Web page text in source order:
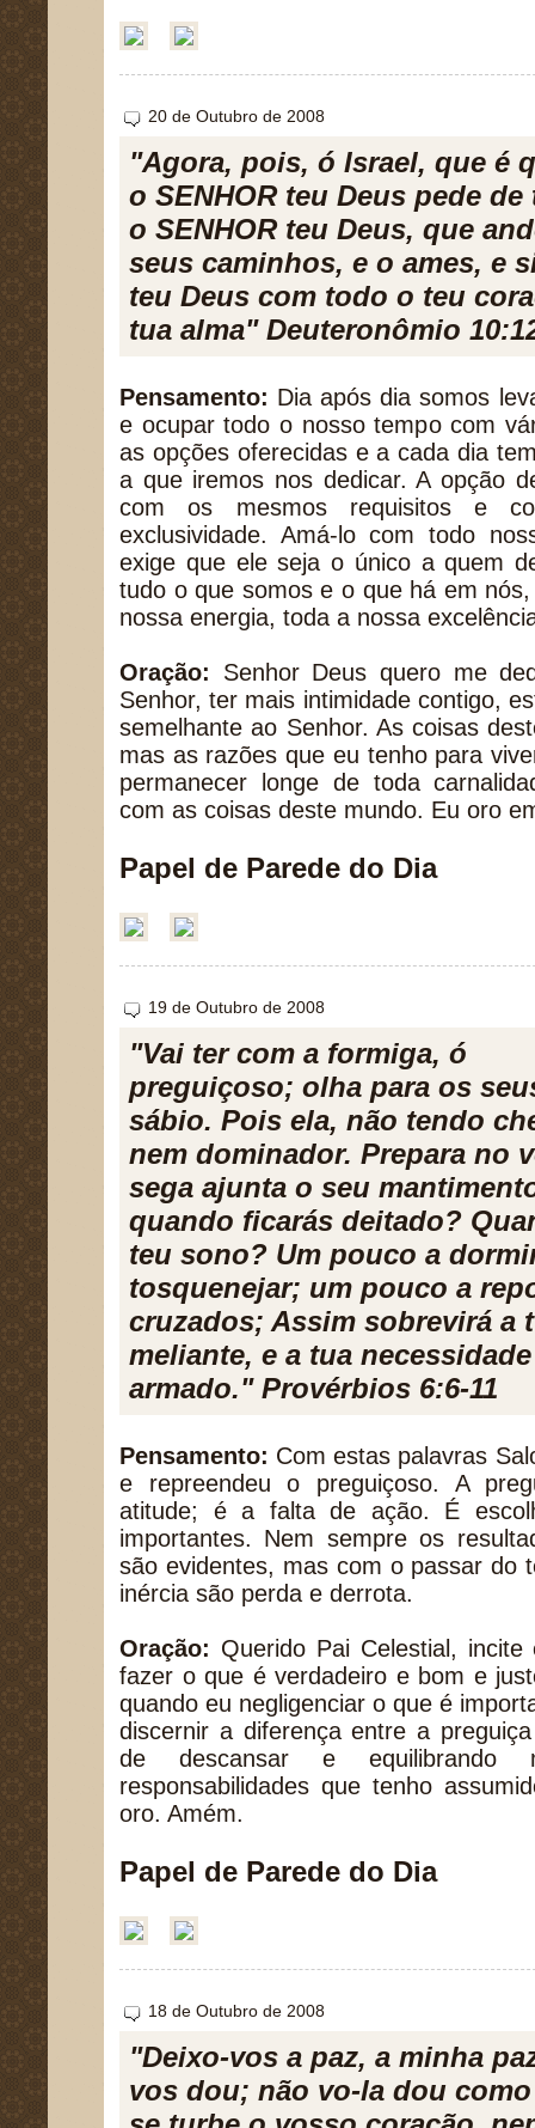
20 de Outubro de 2008
"Agora, pois, ó Israel, que é
o SENHOR teu Deus pede
o SENHOR teu Deus, que
seus caminhos, e o ames, e
teu Deus com todo o teu
tua alma" Deuteronômio
Pensamento: Dia após dia somos
e ocupar todo o nosso tempo com
as opções oferecidas e a cada dia
a que iremos nos dedicar. A opção
com os mesmos requisitos e
exclusividade. Amá-lo com todo
exige que ele seja o único a quem
tudo o que somos e o que há em
nossa energia, toda a nossa
Oração: Senhor Deus quero me
Senhor, ter mais intimidade contigo,
semelhante ao Senhor. As coisas
mas as razões que eu tenho para
permanecer longe de toda
com as coisas deste mundo. Eu oro
Papel de Parede do Dia
19 de Outubro de 2008
"Vai ter com a formiga, ó
preguiçoso; olha para os
sábio. Pois ela, não tendo
nem dominador. Prepara no
sega ajunta o seu
quando ficarás deitado?
teu sono? Um pouco a
tosquenejar; um pouco a
cruzados; Assim sobrevirá a
meliante, e a tua
armado." Provérbios 6:6-11
Pensamento: Com estas palavras
e repreendeu o preguiçoso. A
atitude; é a falta de ação. É
importantes. Nem sempre os
são evidentes, mas com o passar do
inércia são perda e derrota.
Oração: Querido Pai Celestial,
fazer o que é verdadeiro e bom e
quando eu negligenciar o que é
discernir a diferença entre a
de descansar e
responsabilidades que tenho
oro. Amém.
Papel de Parede do Dia
18 de Outubro de 2008
"Deixo-vos a paz, a minha
vos dou; não vo-la dou